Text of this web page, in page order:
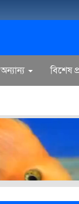
অন্যান্য বিশেষ